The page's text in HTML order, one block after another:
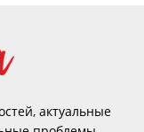
актуальные